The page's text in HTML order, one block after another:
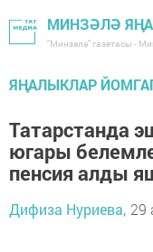
МИНЗӘЛӘ
"Минзәлә" газетасы -
ЯҢАЛЫКЛАР
Татарстанда
югары
пенсия алды
Дифиза Нуриева, 29